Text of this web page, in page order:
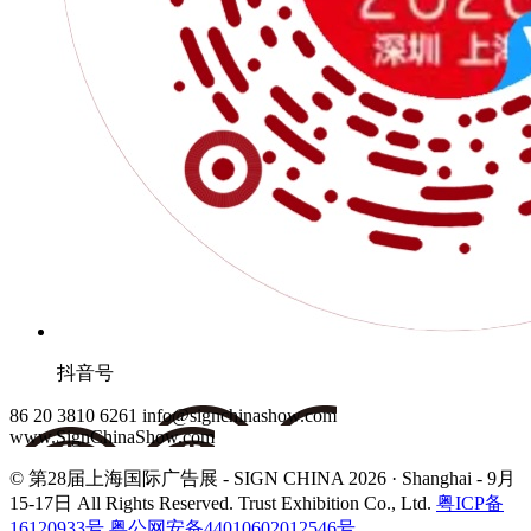
抖音号
86 20 3810 6261 info@signchinashow.com
www.SignChinaShow.com
© 第28届上海国际广告展 - SIGN CHINA 2026 · Shanghai - 9月
15-17日 All Rights Reserved. Trust Exhibition Co., Ltd. 粤ICP备